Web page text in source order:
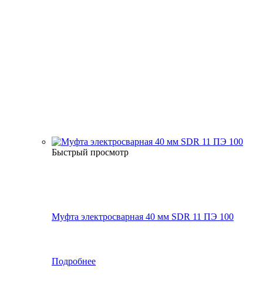
Быстрый просмотр
Муфта электросварная 40 мм SDR 11 ПЭ 100
Подробнее